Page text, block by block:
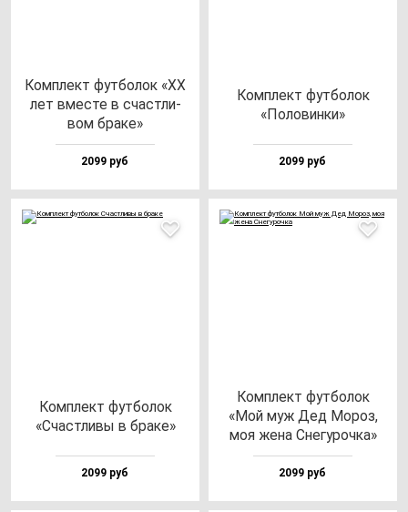
Ком­плект фут­бо­лок «ХХ
лет вмес­те в счас­тли­
вом бра­ке»
2099 руб
Ком­плект фут­бо­лок
«Поло­вин­ки»
2099 руб
Ком­плект фут­бо­лок
«Счас­тли­вы в бра­ке»
2099 руб
Ком­плект фут­бо­лок
«Мой муж Дед Мороз,
моя же­на Сне­гу­роч­ка»
2099 руб